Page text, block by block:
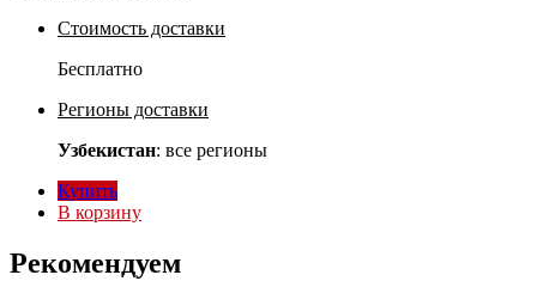
Стоимость доставки
Бесплатно
Регионы доставки
Узбекистан: все регионы
Купить
В корзину
Рекомендуем